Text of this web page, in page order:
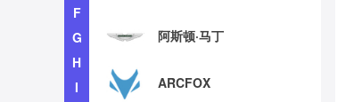
F
G
H
I
阿斯顿·马丁
ARCFOX